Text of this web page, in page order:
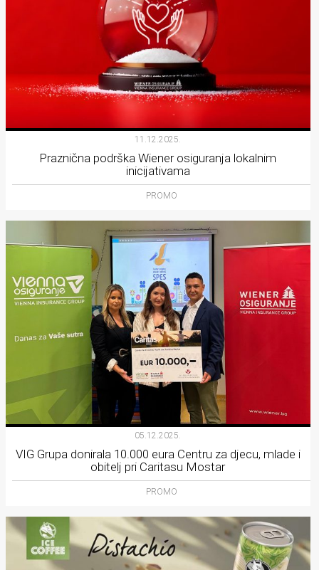
11.12.2025.
Praznična podrška Wiener osiguranja lokalnim
inicijativama
PROMO
05.12.2025.
VIG Grupa donirala 10.000 eura Centru za djecu, mlade i
obitelj pri Caritasu Mostar
PROMO